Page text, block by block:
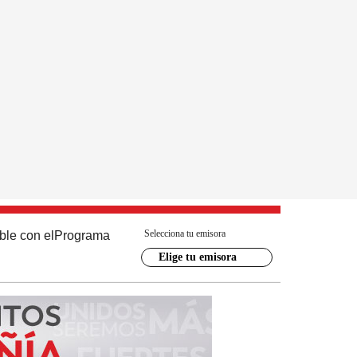
con el Programa Selecciona tu emisora
Elige tu emisora